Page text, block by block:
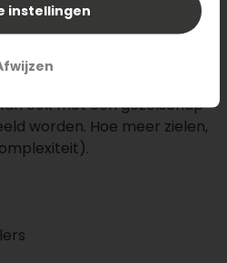
spannend tactisch
om door middel van deels
zo min mogelijk
ook met een gezelschap
worden. Hoe meer zielen,
instellingen